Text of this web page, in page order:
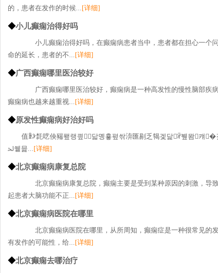
的，患者在发作的时候... [详细]
◆小儿癫痫治得好吗
小儿癫痫治得好吗，在癫痫病患者当中，患者都在担心一个
命的延长，患者的不... [详细]
◆广西癫痫哪里医治较好
广西癫痫哪里医治较好，癫痫病是一种高发性的慢性脑部疾
癫痫病也越来越重视... [详细]
◆原发性癫痫病好治好吗
值ꄾꆡ㲡呓佒䝎퐾랭킢닯몡훃폎싺㳰匯剔乏㹇겣닱ꆲ뷒뫔컈�
ﳋ쒵믍... [详细]
◆北京癫痫病康复总院
北京癫痫病康复总院，癫痫主要是受到某种原因的刺激，导
起患者大脑功能不正... [详细]
◆北京癫痫病医院在哪里
北京癫痫病医院在哪里，从所周知，癫痫症是一种很常见的
有发作的可能性，给... [详细]
◆北京癫痫去哪治疗